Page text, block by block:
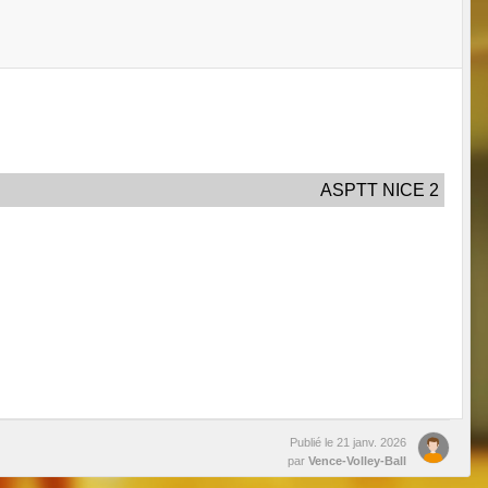
ASPTT NICE 2
Publié le 21 janv. 2026
par Vence-Volley-Ball